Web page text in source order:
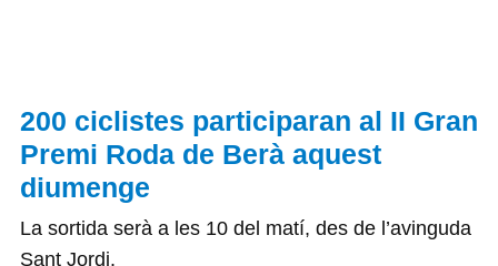
200 ciclistes participaran al II Gran
Premi Roda de Berà aquest
diumenge
La sortida serà a les 10 del matí, des de l’avinguda
Sant Jordi.